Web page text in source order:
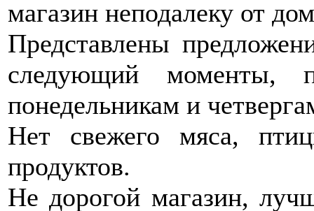
магазин неподалеку от
Представлены
следующий моменты,
понедельникам и
Нет свежего мяса,
продуктов.
Не дорогой магазин,